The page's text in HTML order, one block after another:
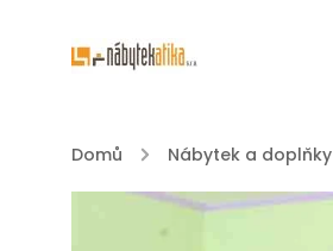
Domů / Nábytek a doplňky